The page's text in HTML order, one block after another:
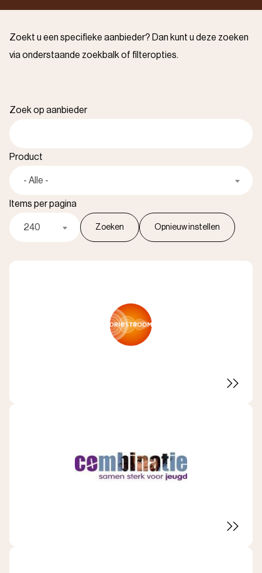
Zoekt u een specifieke aanbieder? Dan kunt u deze zoeken
via onderstaande zoekbalk of filteropties.
Zoek op aanbieder
Product
- Alle -
Items per pagina
240